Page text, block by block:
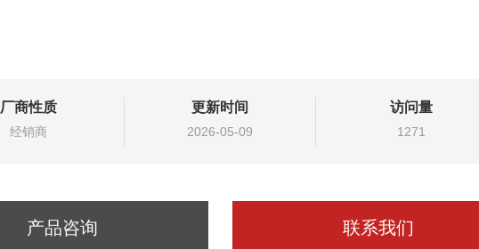
厂商性质
经销商
更新时间
2026-05-09
访问量
1271
产品咨询 联系我们